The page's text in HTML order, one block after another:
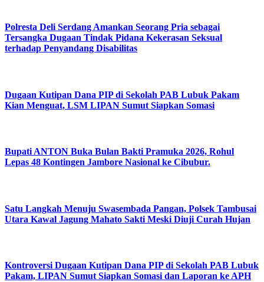
Polresta Deli Serdang Amankan Seorang Pria sebagai
Tersangka Dugaan Tindak Pidana Kekerasan Seksual
terhadap Penyandang Disabilitas
Dugaan Kutipan Dana PIP di Sekolah PAB Lubuk Pakam
Kian Menguat, LSM LIPAN Sumut Siapkan Somasi
Bupati ANTON Buka Bulan Bakti Pramuka 2026, Rohul
Lepas 48 Kontingen Jambore Nasional ke Cibubur.
Satu Langkah Menuju Swasembada Pangan, Polsek Tambusai
Utara Kawal Jagung Mahato Sakti Meski Diuji Curah Hujan
Kontroversi Dugaan Kutipan Dana PIP di Sekolah PAB Lubuk
Pakam, LIPAN Sumut Siapkan Somasi dan Laporan ke APH